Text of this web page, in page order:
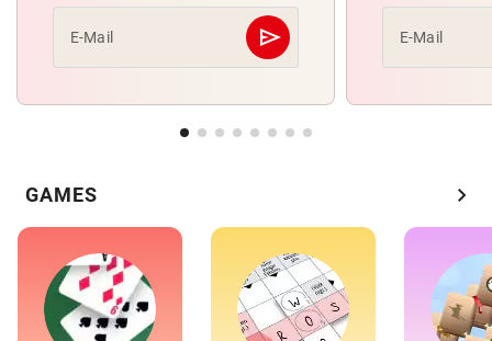
E-Mail send
Abschicken E-Mail
GAMES chevron_right